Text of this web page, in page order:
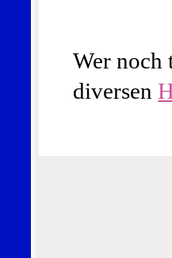
Wer noch
diversen